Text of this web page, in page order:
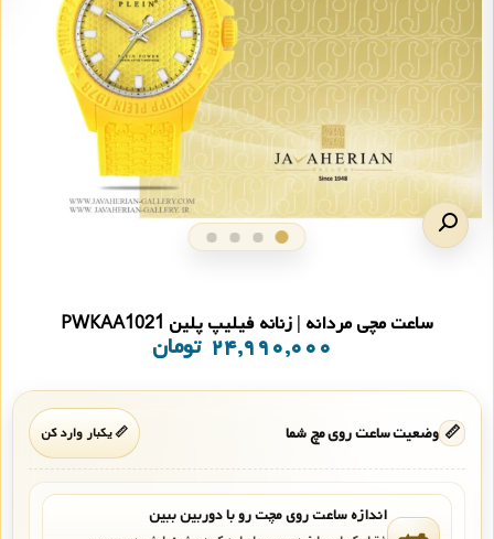
ساعت مچی مردانه | زنانه فیلیپ پلین PWKAA1021
۲۴,۹۹۰,۰۰۰ تومان
📏 وضعیت ساعت روی مچ شما 📏 یکبار وارد کن
اندازه ساعت روی مچت رو با دوربین ببین